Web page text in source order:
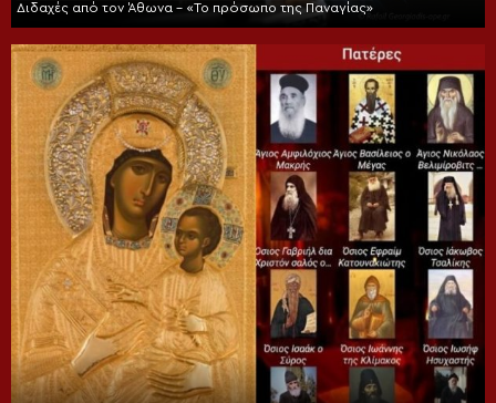
Διδαχές από τον Άθωνα – «Το πρόσωπο της Παναγίας»